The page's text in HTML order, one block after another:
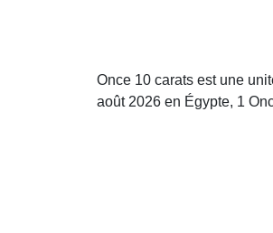
Once 10 carats est une
août 2026 en Égypte, 1